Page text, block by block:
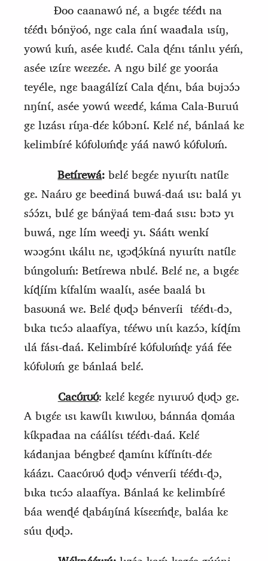
Ɖoo caanawʊ́ nɛ́, a bɩgɛ́ɛ tɛ́ɛ́dɩ na
tɛ́ɛ́dɩ bónÿoó, ngɛ cala ńnɩ́ waadala ɩsɩ́ŋ,
yowú kɩḿ, asée kɩɩdɛ́. Cala ɖɛ́nɩ tánlɩɩ yéḿ,
asée ɩzɩ́rɛ wɛɛzɛ́ɛ. A ngʊ bilɛ́ gɛ yooráa
teyéle, ngɛ baagálɩ́zɩ́ Cala ɖɛ́nɩ, báa bʊjɔɔ́ɔ
nŋɩ́nɩ́, asée yowú wɛɛdɛ́, káma Cala-Buruú
gɛ lɩzásɩ rɩ́ŋa-dɛ́ɛ kʊ́bɔnɩ́. Kɛlɛ́ nɛ́, bánlaá kɛ
kelimbíré kʊ́fʊlʊḿɖɛ yáá nawʊ́ kʊ́fʊlʊḿ.
Betírewá: bɛlɛ́ bɛgɛ́ɛ nyɩɩrɩ́tɩ natɩ́lɛ
gɛ. Naárʊ gɛ beediná buwá-daá ɩsɩ: balá yɩ
sɔ́ɔ́zɩ, bɩlɛ́ gɛ bánÿaá tem-daá sɩsɩ: bɔtɔ yɩ
buwá, ngɛ lím weeɖi yɩ. Sáátɩ wenkí
wɔɔgɔ́nɩ ɩkálɩɩ nɛ, ɩgɔɖɔ́kɩ́ná nyɩɩrɩ́tɩ natɩ́lɛ
búngoluḿ: Betírewa nbɩlɛ́. Bɛlɛ́ nɛ, a bɩgɛ́ɛ
kíɖíím kɩ́falɩ́m waalɩ́ɩ, asée baalá bɩ
basʊʊná wɛ. Bɛlɛ́ ɖʊɖɔ bénveríi tɛ́ɛ́dɩ-dɔ,
bɩka tɩcɔ́ɔ alaafɩ́ya, tɛ́ɛ́wʊ ɩnɩ́ɩ kazɔ́ɔ, kíɖím
ɩlá fásɩ-daá. Kelimbíré kʊ́fʊlʊḿɖɛ yáá fée
kʊ́fʊlʊḿ gɛ bánlaá bɛlɛ́.
Cacʊ́rʊʊ́: kɛlɛ́ kɛgɛ́ɛ nyɩɩrʊʊ́ ɖʊɖɔ gɛ.
A bɩgɛ́ɛ ɩsɩ kawɩ́lɩ kɩwɩlʊʊ, bánnáa ɖomáa
kɩ́kpadaa na cáálɩ́sɩ tɛ́ɛ́dɩ-daá. Kɛlɛ́
kádanjaa béngbɛɛ́ ɖamɩ́nɩ kɩ́fɩ́nɩ́tɩ-dɛ́ɛ
káázɩ. Caacʊ́rʊʊ́ ɖʊɖɔ vénveríi tɛ́ɛ́dɩ-ɖɔ,
bɩka tɩcɔ́ɔ alaafɩ́ya. Bánlaá kɛ kelimbíré
báa wenɖé ɖabáŋɩ́ná kɩ́sɛɛḿɖɛ, baláa kɛ
súu ɖʊɖɔ.